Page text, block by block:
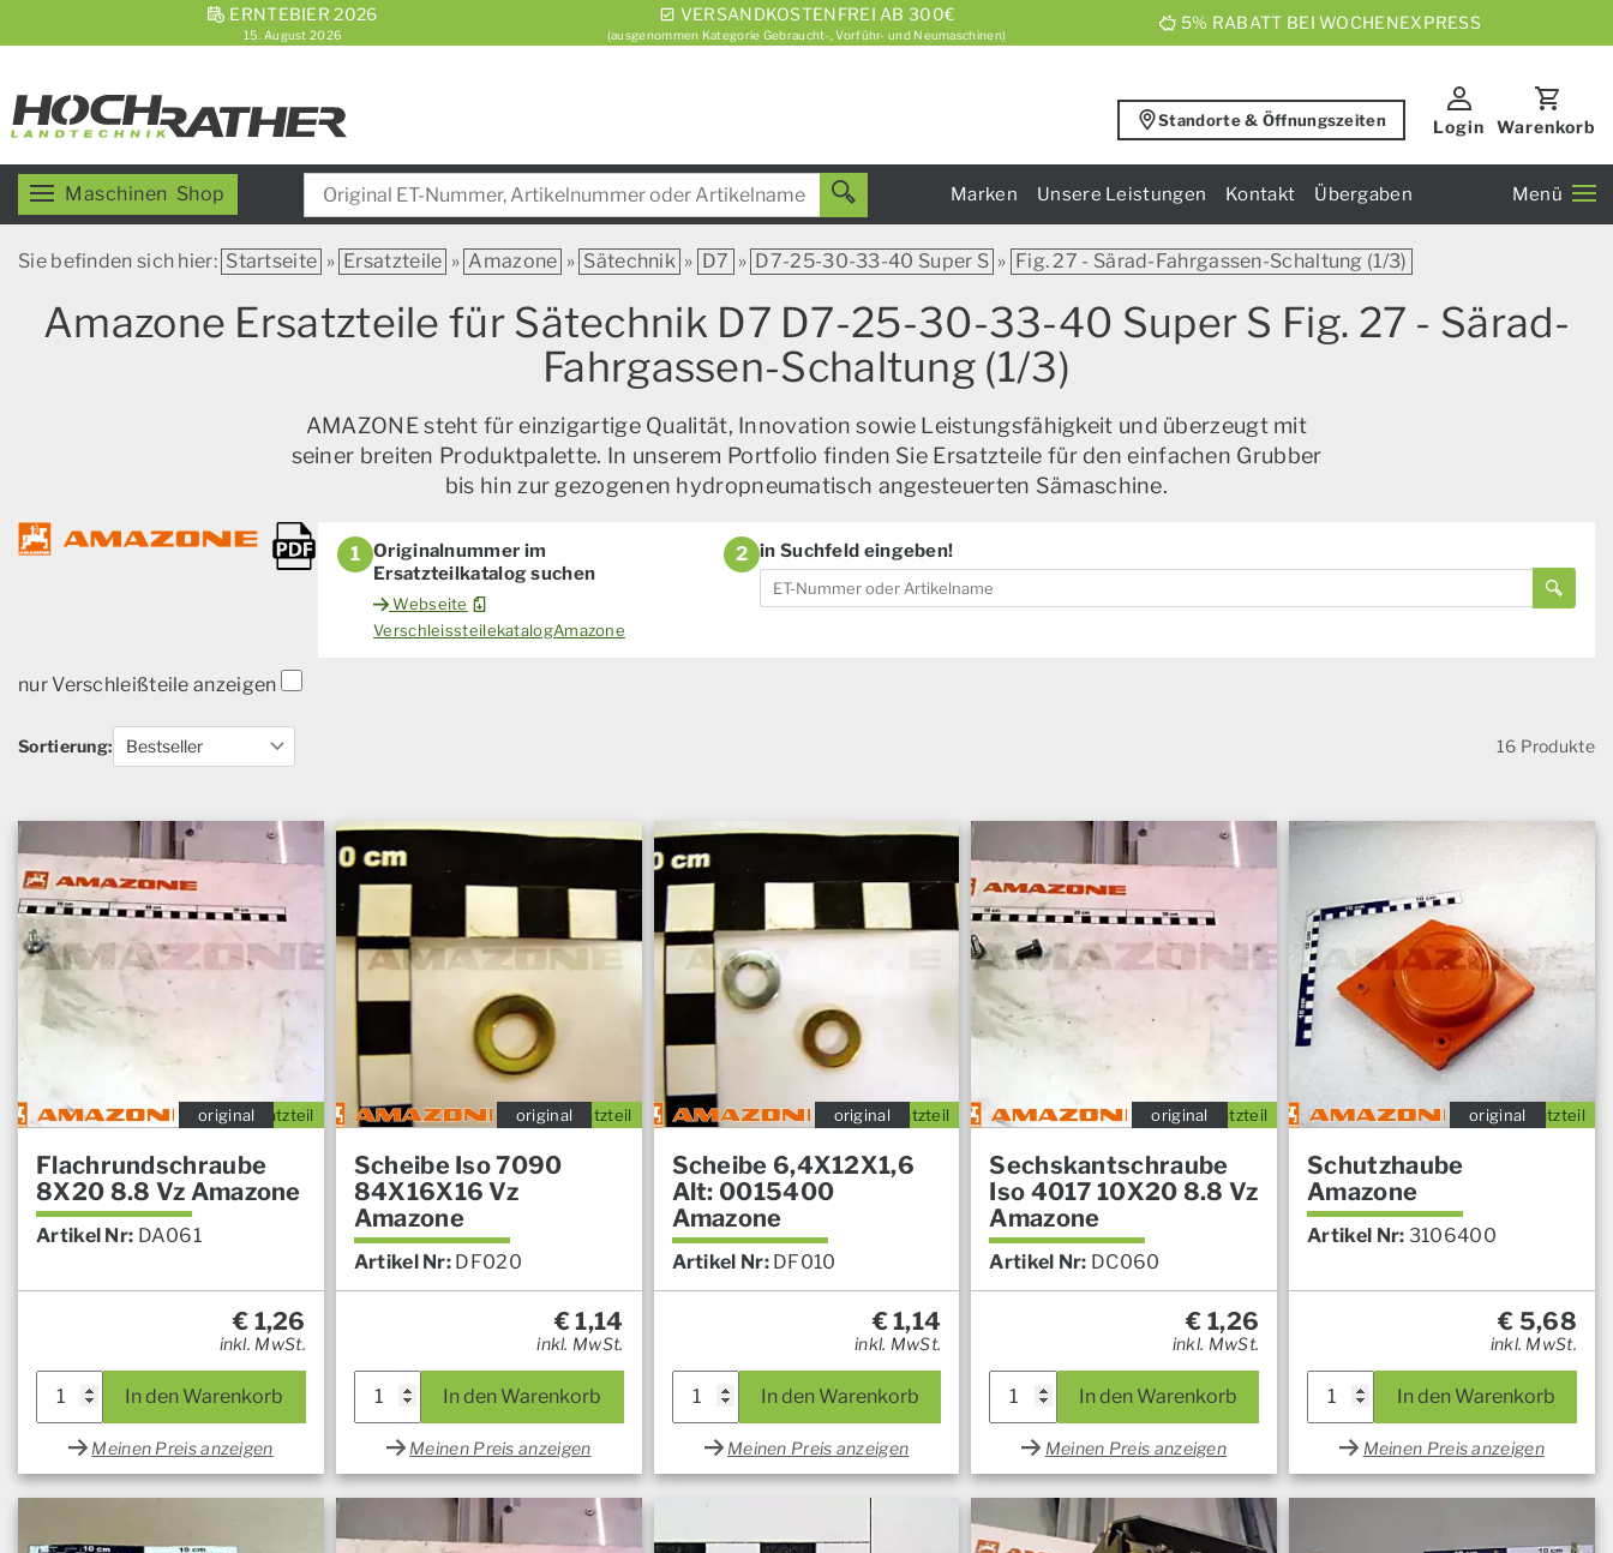
ERNTEBIER 2026
15. August 2026
VERSANDKOSTENFREI AB 300€
(ausgenommen Kategorie Gebraucht-, Vorführ- und Neumaschinen)
5% RABATT BEI WOCHENEXPRESS
Standorte & Öffnungszeiten Login Warenkorb
Maschinen Shop Marken Unsere Leistungen Kontakt Übergaben Menü
Sie befinden sich hier: Startseite » Ersatzteile » Amazone » Sätechnik » D7 » D7-25-30-33-40 Super S » Fig. 27 - Särad-Fahrgassen-Schaltung (1/3)
Amazone Ersatzteile für Sätechnik D7 D7-25-30-33-40 Super S Fig. 27 - Särad-
Fahrgassen-Schaltung (1/3)
AMAZONE steht für einzigartige Qualität, Innovation sowie Leistungsfähigkeit und überzeugt mit
seiner breiten Produktpalette. In unserem Portfolio finden Sie Ersatzteile für den einfachen Grubber
bis hin zur gezogenen hydropneumatisch angesteuerten Sämaschine.
1
Originalnummer im
Ersatzteilkatalog suchen
Webseite
VerschleissteilekatalogAmazone
2 in Suchfeld eingeben!
nur Verschleißteile anzeigen
Sortierung: 16 Produkte
Ersatzteil
original
Flachrundschraube
8X20 8.8 Vz Amazone
Artikel Nr: DA061
€ 1,26
inkl. MwSt.
In den Warenkorb
Meinen Preis anzeigen
Ersatzteil
original
Scheibe Iso 7090
84X16X16 Vz
Amazone
Artikel Nr: DF020
€1,14
inkl. MwSt.
In den Warenkorb
Meinen Preis anzeigen
Ersatzteil
original
Scheibe 6,4X12X1,6
Alt: 0015400
Amazone
Artikel Nr: DF010
€1,14
inkl. MwSt.
In den Warenkorb
Meinen Preis anzeigen
Ersatzteil
original
Sechskantschraube
Iso 4017 10X20 8.8 Vz
Amazone
Artikel Nr: DC060
€ 1,26
inkl. MwSt.
In den Warenkorb
Meinen Preis anzeigen
Ersatzteil
original
Schutzhaube
Amazone
Artikel Nr: 3106400
€ 5,68
inkl. MwSt.
In den Warenkorb
Meinen Preis anzeigen